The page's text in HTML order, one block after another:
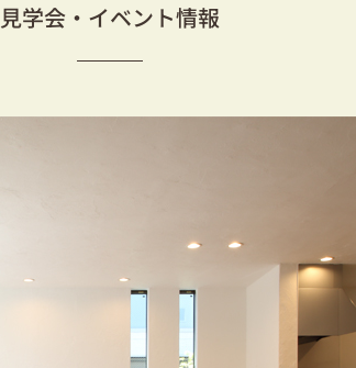
見学会・イベント情報